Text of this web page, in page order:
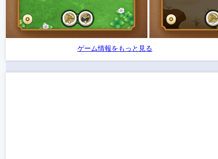
ゲーム情報をもっと見る